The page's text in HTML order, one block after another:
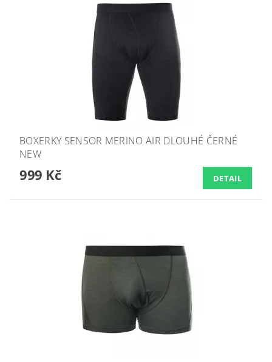
BOXERKY SENSOR MERINO AIR DLOUHÉ ČERNÉ
NEW
999 Kč DETAIL